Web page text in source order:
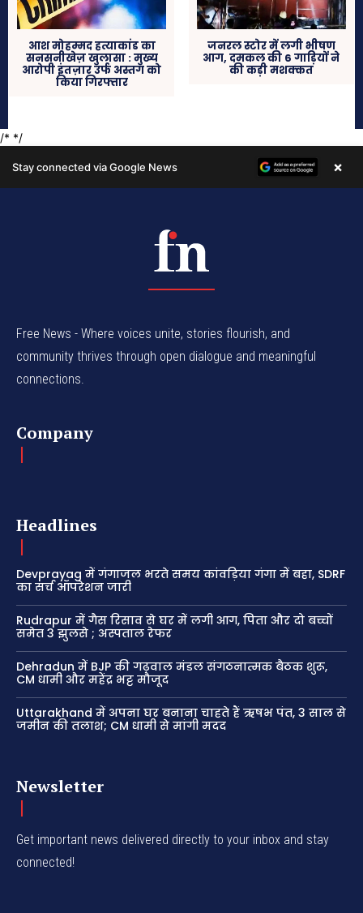
Free News - Where voices unite, stories flourish, and
community thrives through open dialogue and meaningful
connections.
Company
Headlines
Devprayag में गंगाजल भरते समय कांवड़िया गंगा में बहा, SDRF
का सर्च ऑपरेशन जारी
Rudrapur में गैस रिसाव से घर में लगी आग, पिता और दो बच्चों
समेत 3 झुलसे ; अस्पताल रेफर
Dehradun में BJP की गढ़वाल मंडल संगठनात्मक बैठक शुरू,
CM धामी और महेंद्र भट्ट मौजूद
Uttarakhand में अपना घर बनाना चाहते हैं ऋषभ पंत, 3 साल से
जमीन की तलाश; CM धामी से मांगी मदद
Newsletter
Get important news delivered directly to your inbox and stay
connected!